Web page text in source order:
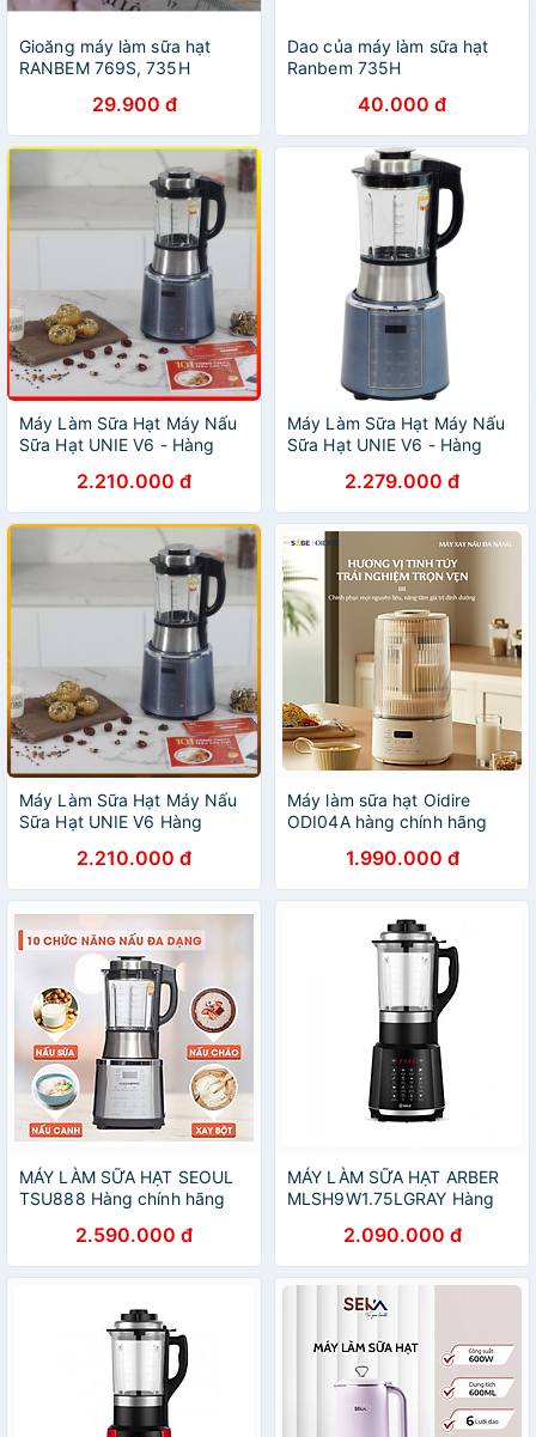
Gioăng máy làm sữa hạt
RANBEM 769S, 735H
29.900 đ
Dao của máy làm sữa hạt
Ranbem 735H
40.000 đ
Máy Làm Sữa Hạt Máy Nấu
Sữa Hạt UNIE V6 - Hàng
2.210.000 đ
Máy Làm Sữa Hạt Máy Nấu
Sữa Hạt UNIE V6 - Hàng
2.279.000 đ
Máy Làm Sữa Hạt Máy Nấu
Sữa Hạt UNIE V6 Hàng
2.210.000 đ
Máy làm sữa hạt Oidire
ODI04A hàng chính hãng
1.990.000 đ
MÁY LÀM SỮA HẠT SEOUL
TSU888 Hàng chính hãng
2.590.000 đ
MÁY LÀM SỮA HẠT ARBER
MLSH9W1.75LGRAY Hàng
2.090.000 đ